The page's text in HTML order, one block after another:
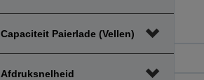
Capaciteit Paierlade (vellen)
Afdruksnelheid